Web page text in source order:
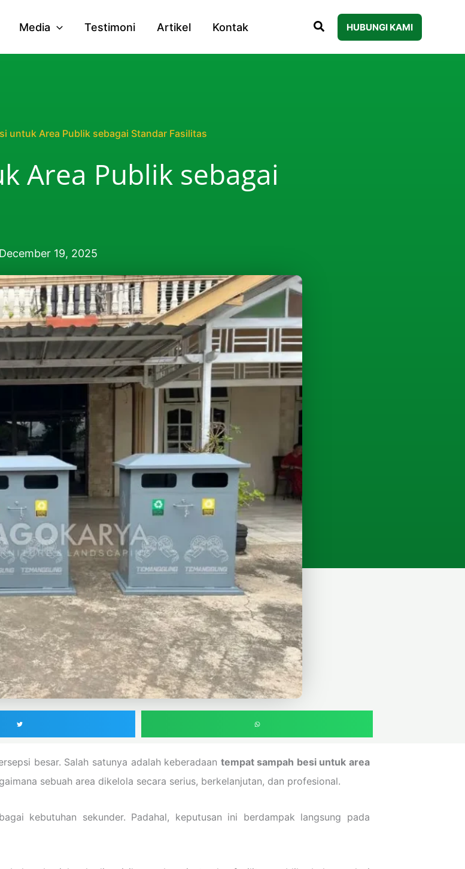
Media Testimoni Artikel Kontak HUBUNGI KAMI
untuk Area Publik sebagai Standar Fasilitas
Area Publik sebagai
December 19, 2025
besar. Salah satunya adalah keberadaan tempat sampah besi untuk area
sebuah area dikelola secara serius, berkelanjutan, dan profesional.
kebutuhan sekunder. Padahal, keputusan ini berdampak langsung pada